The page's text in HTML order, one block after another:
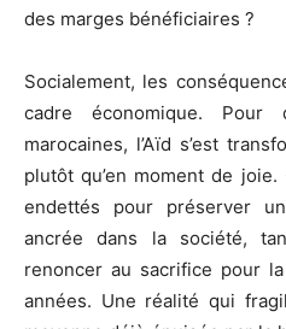
des marges bénéficiaires ?
Socialement, les
cadre économique. Pour
marocaines, l’Aïd s’est
plutôt qu’en moment de
endettés pour préserver
ancrée dans la société,
renoncer au sacrifice pour
années. Une réalité qui